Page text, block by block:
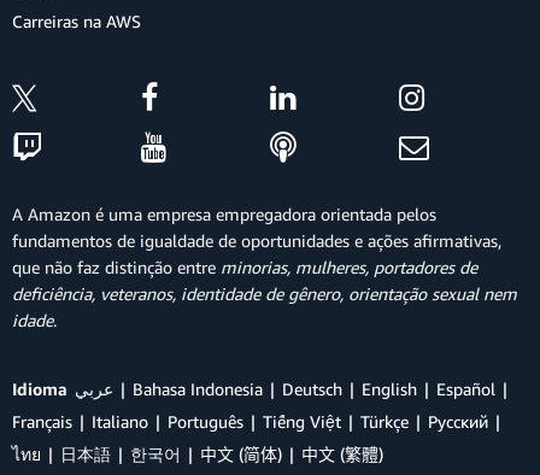
Carreiras na AWS
A Amazon é uma empresa empregadora orientada pelos
fundamentos de igualdade de oportunidades e ações afirmativas,
que não faz distinção entre minorias, mulheres, portadores de
deficiência, veteranos, identidade de gênero, orientação sexual nem
idade.
Idioma عربي Bahasa Indonesia Deutsch English
Español
Français
Italiano Português Tiếng Việt Türkçe
Ρусский
ไทย
日本語 한국어 中文 (简体) 中文 (繁體)